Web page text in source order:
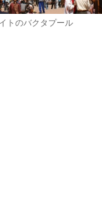
トのバクタプール